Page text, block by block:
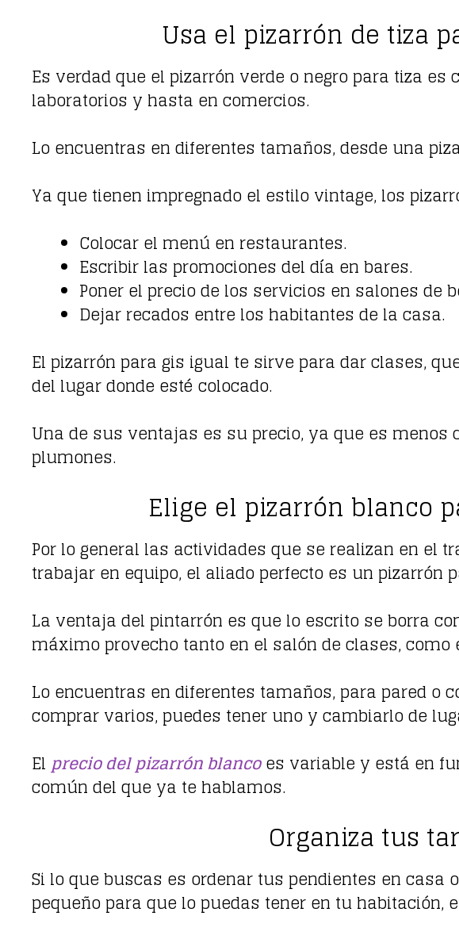
Usa el pizarrón de tiza
Es verdad que el pizarrón verde o negro para tiza
laboratorios y hasta en comercios.
Lo encuentras en diferentes tamaños, desde una
Ya que tienen impregnado el estilo vintage, los
Colocar el menú en restaurantes.
Escribir las promociones del día en bares.
Poner el precio de los servicios en salones de
Dejar recados entre los habitantes de la casa.
El pizarrón para gis igual te sirve para dar clases,
del lugar donde esté colocado.
Una de sus ventajas es su precio, ya que es
plumones.
Elige el pizarrón blanco
Por lo general las actividades que se realizan en el
trabajar en equipo, el aliado perfecto es un pizarrón
La ventaja del pintarrón es que lo escrito se borra
máximo provecho tanto en el salón de clases, como
Lo encuentras en diferentes tamaños, para pared o
comprar varios, puedes tener uno y cambiarlo de
El precio del pizarrón blancoes variable y está en
común del que ya te hablamos.
Organiza tus
Si lo que buscas es ordenar tus pendientes en
pequeño para que lo puedas tener en tu habitación,